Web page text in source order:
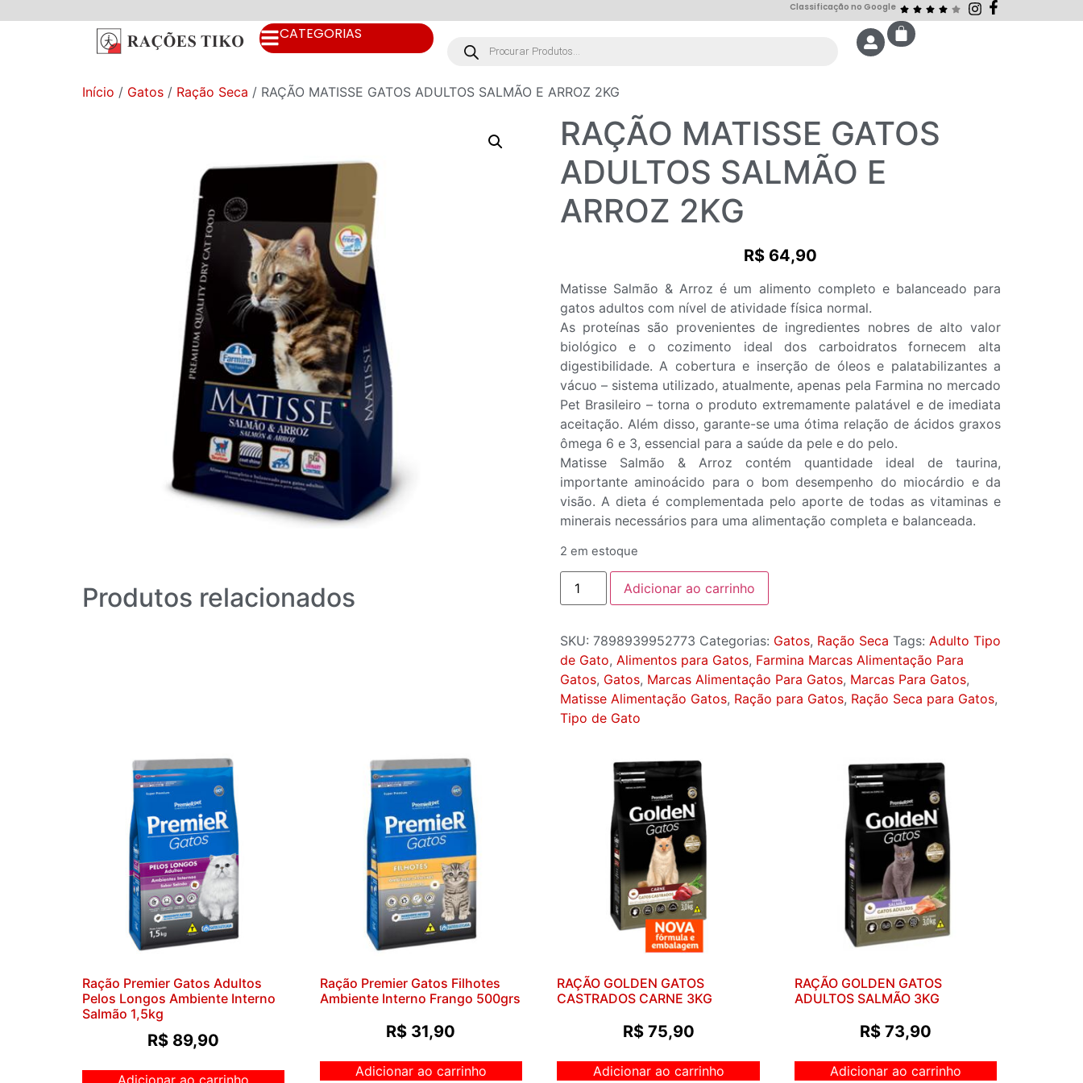
Classificação no Google
CATEGORIAS
Início / Gatos / Ração Seca / RAÇÃO MATISSE GATOS ADULTOS SALMÃO E ARROZ 2KG
RAÇÃO MATISSE GATOS
ADULTOS SALMÃO E
ARROZ 2KG
R$64,90
Matisse Salmão & Arroz é um alimento completo e balanceado para
gatos adultos com nível de atividade física normal.
As proteínas são provenientes de ingredientes nobres de alto valor
biológico e o cozimento ideal dos carboidratos fornecem alta
digestibilidade. A cobertura e inserção de óleos e palatabilizantes a
vácuo – sistema utilizado, atualmente, apenas pela Farmina no mercado
Pet Brasileiro – torna o produto extremamente palatável e de imediata
aceitação. Além disso, garante-se uma ótima relação de ácidos graxos
ômega 6 e 3, essencial para a saúde da pele e do pelo.
Matisse Salmão & Arroz contém quantidade ideal de taurina,
importante aminoácido para o bom desempenho do miocárdio e da
visão. A dieta é complementada pelo aporte de todas as vitaminas e
minerais necessários para uma alimentação completa e balanceada.
2 em estoque
Adicionar ao carrinho
SKU: 7898939952773 Categorias: Gatos, Ração Seca Tags: Adulto Tipo
de Gato, Alimentos para Gatos, Farmina Marcas Alimentação Para
Gatos, Gatos, Marcas Alimentaçâo Para Gatos, Marcas Para Gatos,
Matisse Alimentação Gatos, Ração para Gatos, Ração Seca para Gatos,
Tipo de Gato
Produtos relacionados
Ração Premier Gatos Adultos
Pelos Longos Ambiente Interno
Salmão 1,5kg
R$ 89,90
Ração Premier Gatos Filhotes
Ambiente Interno Frango 500grs
R$ 31,90
Adicionar ao carrinho
RAÇÃO GOLDEN GATOS
CASTRADOS CARNE 3KG
R$75,90
Adicionar ao carrinho
RAÇÃO GOLDEN GATOS
ADULTOS SALMÃO 3KG
R$ 73,90
Adicionar ao carrinho